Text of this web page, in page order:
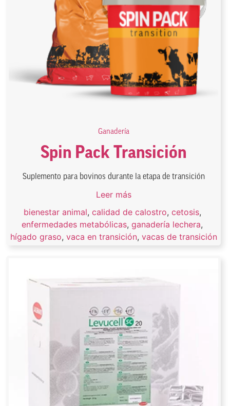
Ganadería
Spin Pack Transición
Suplemento para bovinos durante la etapa de transición
Leer más
bienestar animal, calidad de calostro, cetosis,
enfermedades metabólicas, ganadería lechera,
hígado graso, vaca en transición, vacas de transición